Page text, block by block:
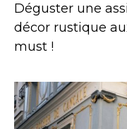
Déguster une
décor rustique
must !